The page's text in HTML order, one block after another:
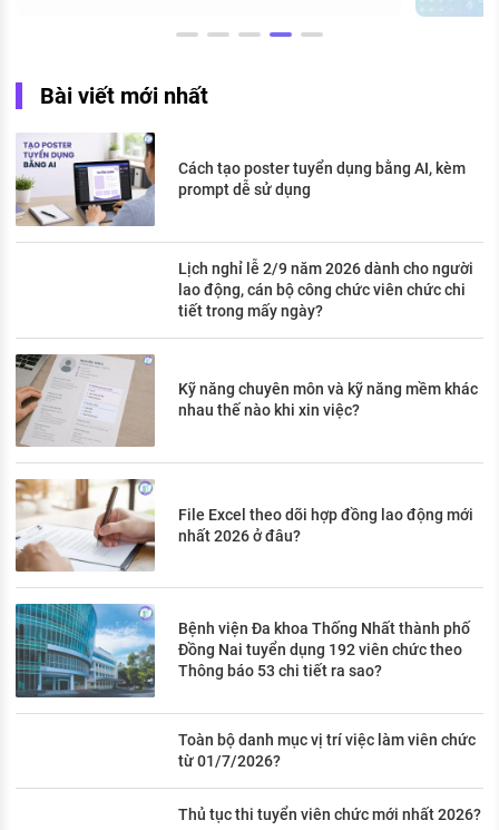
Bài viết mới nhất
Cách tạo poster tuyển dụng bằng AI, kèm
prompt dễ sử dụng
Lịch nghỉ lễ 2/9 năm 2026 dành cho người
lao động, cán bộ công chức viên chức chi
tiết trong mấy ngày?
Kỹ năng chuyên môn và kỹ năng mềm khác
nhau thế nào khi xin việc?
File Excel theo dõi hợp đồng lao động mới
nhất 2026 ở đâu?
Bệnh viện Đa khoa Thống Nhất thành phố
Đồng Nai tuyển dụng 192 viên chức theo
Thông báo 53 chi tiết ra sao?
Toàn bộ danh mục vị trí việc làm viên chức
từ 01/7/2026?
Thủ tục thi tuyển viên chức mới nhất 2026?